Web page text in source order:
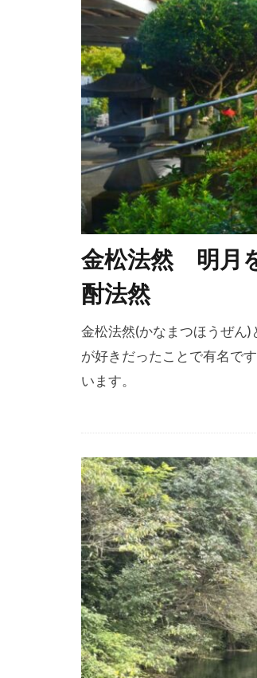
金松法然 明月
酎法然
金松法然(かなまつほうぜん
が好きだったことで有名で
います。